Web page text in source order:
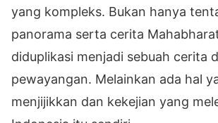
yang kompleks. Bukan hanya
panorama serta cerita
diduplikasi menjadi sebuah cerita
pewayangan. Melainkan ada hal
menjijikkan dan kekejian yang